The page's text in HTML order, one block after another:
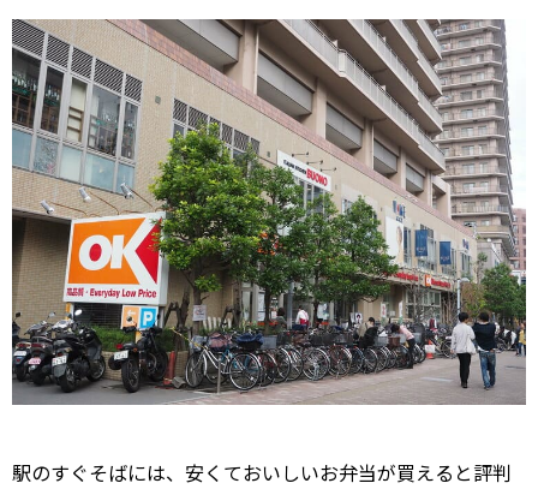
駅のすぐそばには、安くておいしいお弁当が買えると評判